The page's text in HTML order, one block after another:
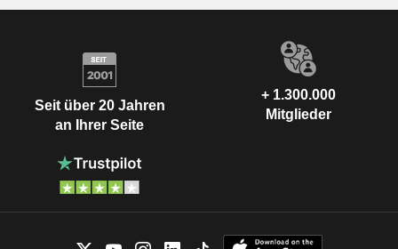
Seit über 20 Jahren
an Ihrer Seite
+ 1.300.000
Mitglieder